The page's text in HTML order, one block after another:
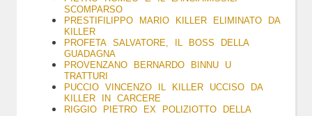
SCOMPARSO
PRESTIFILIPPO MARIO KILLER ELIMINATO DA
KILLER
PROFETA SALVATORE, IL BOSS DELLA
GUADAGNA
PROVENZANO BERNARDO BINNU U
TRATTURI
PUCCIO VINCENZO IL KILLER UCCISO DA
KILLER IN CARCERE
RIGGIO PIETRO EX POLIZIOTTO DELLA